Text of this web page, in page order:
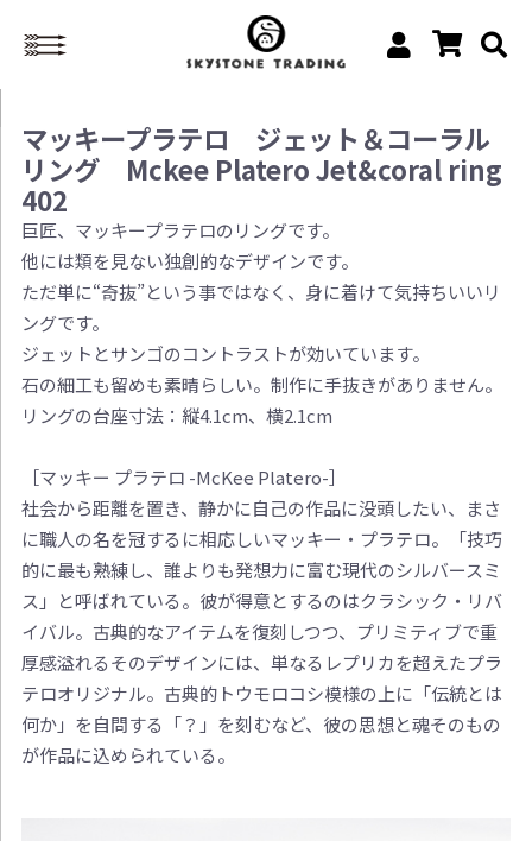
マッキープラテロ ジェット＆コーラル
リング Mckee Platero Jet&coral ring
402
巨匠、マッキープラテロのリングです。
他には類を見ない独創的なデザインです。
ただ単に“奇抜”という事ではなく、身に着けて気持ちいいリ
ングです。
ジェットとサンゴのコントラストが効いています。
石の細工も留めも素晴らしい。制作に手抜きがありません。
リングの台座寸法：縦4.1cm、横2.1cm
［マッキー プラテロ -McKee Platero-］
社会から距離を置き、静かに自己の作品に没頭したい、まさ
に職人の名を冠するに相応しいマッキー・プラテロ。「技巧
的に最も熟練し、誰よりも発想力に富む現代のシルバースミ
ス」と呼ばれている。彼が得意とするのはクラシック・リバ
イバル。古典的なアイテムを復刻しつつ、プリミティブで重
厚感溢れるそのデザインには、単なるレプリカを超えたプラ
テロオリジナル。古典的トウモロコシ模様の上に「伝統とは
何か」を自問する「？」を刻むなど、彼の思想と魂そのもの
が作品に込められている。